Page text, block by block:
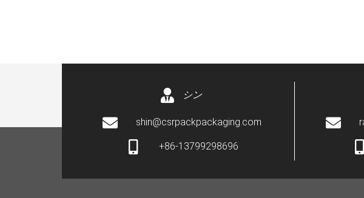
シン
shin@csrpackpackaging.com
+86-13799298696